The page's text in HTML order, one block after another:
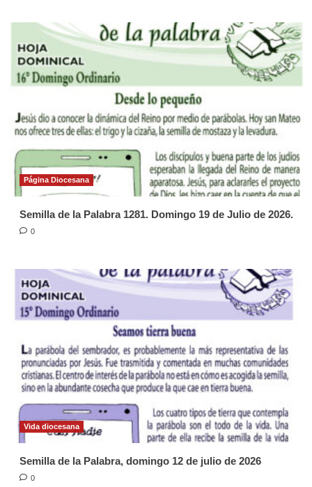
Página Diocesana
Semilla de la Palabra 1281. Domingo 19 de Julio de 2026.
0
Vida diocesana
Semilla de la Palabra, domingo 12 de julio de 2026
0